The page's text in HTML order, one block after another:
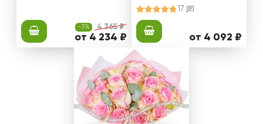
-3% 4 365 ₽
от 4 234 ₽
цене 7!
17
от 4 092 ₽